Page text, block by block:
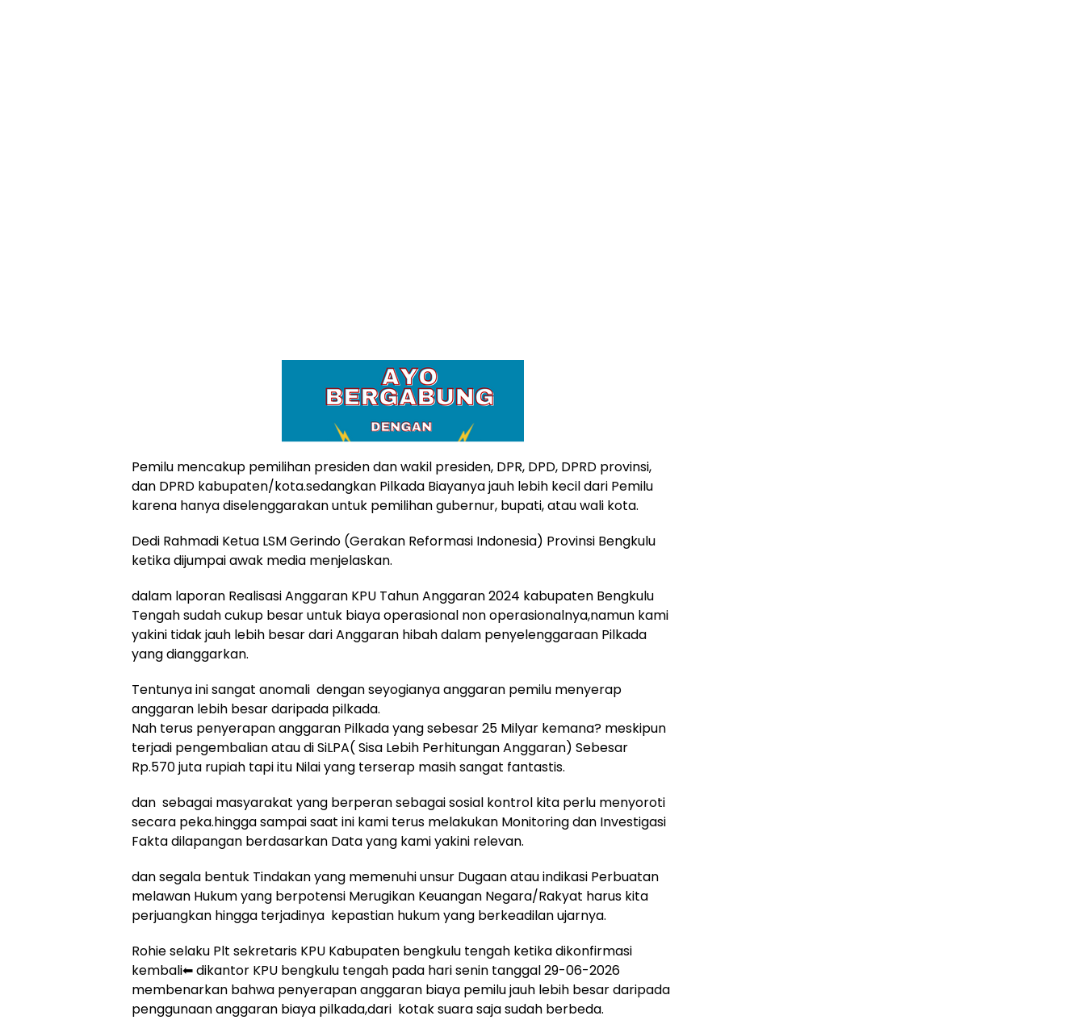
Pemilu mencakup pemilihan presiden dan wakil presiden, DPR, DPD, DPRD provinsi,
dan DPRD kabupaten/kota.sedangkan Pilkada Biayanya jauh lebih kecil dari Pemilu
karena hanya diselenggarakan untuk pemilihan gubernur, bupati, atau wali kota.
Dedi Rahmadi Ketua LSM Gerindo (Gerakan Reformasi Indonesia) Provinsi Bengkulu
ketika dijumpai awak media menjelaskan.
dalam laporan Realisasi Anggaran KPU Tahun Anggaran 2024 kabupaten Bengkulu
Tengah sudah cukup besar untuk biaya operasional non operasionalnya,namun kami
yakini tidak jauh lebih besar dari Anggaran hibah dalam penyelenggaraan Pilkada
yang dianggarkan.
Tentunya ini sangat anomali dengan seyogianya anggaran pemilu menyerap
anggaran lebih besar daripada pilkada.
Nah terus penyerapan anggaran Pilkada yang sebesar 25 Milyar kemana? meskipun
terjadi pengembalian atau di SiLPA( Sisa Lebih Perhitungan Anggaran) Sebesar
Rp.570 juta rupiah tapi itu Nilai yang terserap masih sangat fantastis.
dan sebagai masyarakat yang berperan sebagai sosial kontrol kita perlu menyoroti
secara peka.hingga sampai saat ini kami terus melakukan Monitoring dan Investigasi
Fakta dilapangan berdasarkan Data yang kami yakini relevan.
dan segala bentuk Tindakan yang memenuhi unsur Dugaan atau indikasi Perbuatan
melawan Hukum yang berpotensi Merugikan Keuangan Negara/Rakyat harus kita
perjuangkan hingga terjadinya kepastian hukum yang berkeadilan ujarnya.
Rohie selaku Plt sekretaris KPU Kabupaten bengkulu tengah ketika dikonfirmasi
kembali⬅ dikantor KPU bengkulu tengah pada hari senin tanggal 29-06-2026
membenarkan bahwa penyerapan anggaran biaya pemilu jauh lebih besar daripada
penggunaan anggaran biaya pilkada,dari kotak suara saja sudah berbeda.